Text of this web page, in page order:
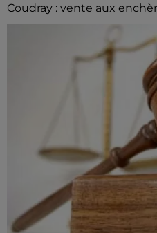
Coudray : vente aux